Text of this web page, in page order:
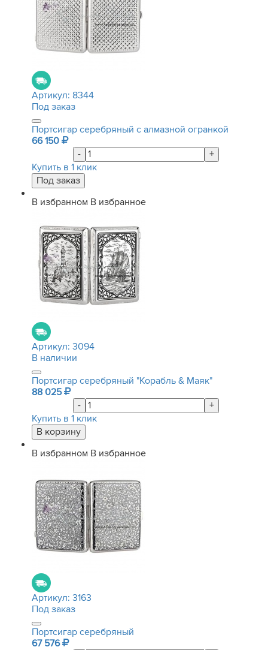
Артикул: 8344
Под заказ
Портсигар серебряный с алмазной огранкой
66 150
-
+
Купить в 1 клик
В избранном В избранное
Артикул: 3094
В наличии
Портсигар серебряный "Корабль & Маяк"
88 025
-
+
Купить в 1 клик
В избранном В избранное
Артикул: 3163
Под заказ
Портсигар серебряный
67 576